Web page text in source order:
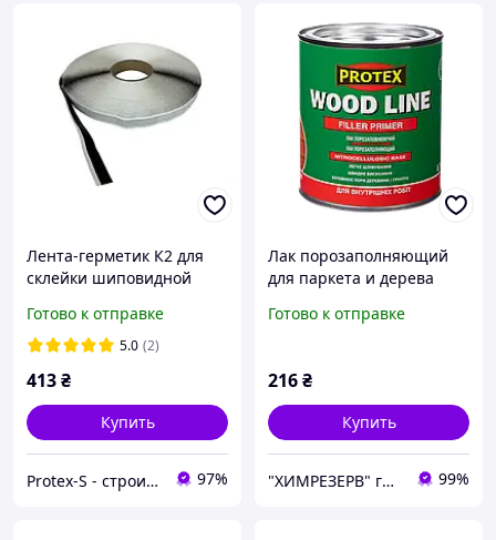
Лента-герметик К2 для
склейки шиповидной
м.п.
Готово к отправке
5.0 (2)
413₴
Купить
Protex-S - строительный интернет-магазин 97%
Лак порозаполняющий
для паркета и дерева
(0.7л)
Готово к отправке
216₴
Купить
"ХИМРЕЗЕРВ" группа компаний: ТОВ "ПРОГРЕС 2010", ТОВ "ХІМРЕЗЕРВ-УКРАЇНА" 99%